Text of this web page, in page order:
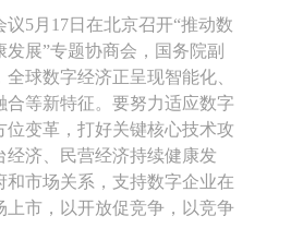
5月17日在北京召开“推动数
展”专题协商会，国务院副
球数字经济正呈现智能化、
合等新特征。要努力适应数字
位变革，打好关键核心技术攻
经济、民营经济持续健康发
和市场关系，支持数字企业在
上市，以开放促竞争，以竞争